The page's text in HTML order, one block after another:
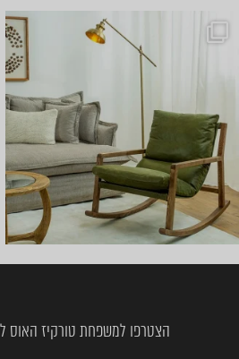
שישי שמח אצלנו 🤩 באים להתח
הצטרפו למשפחת טורקיז האוס